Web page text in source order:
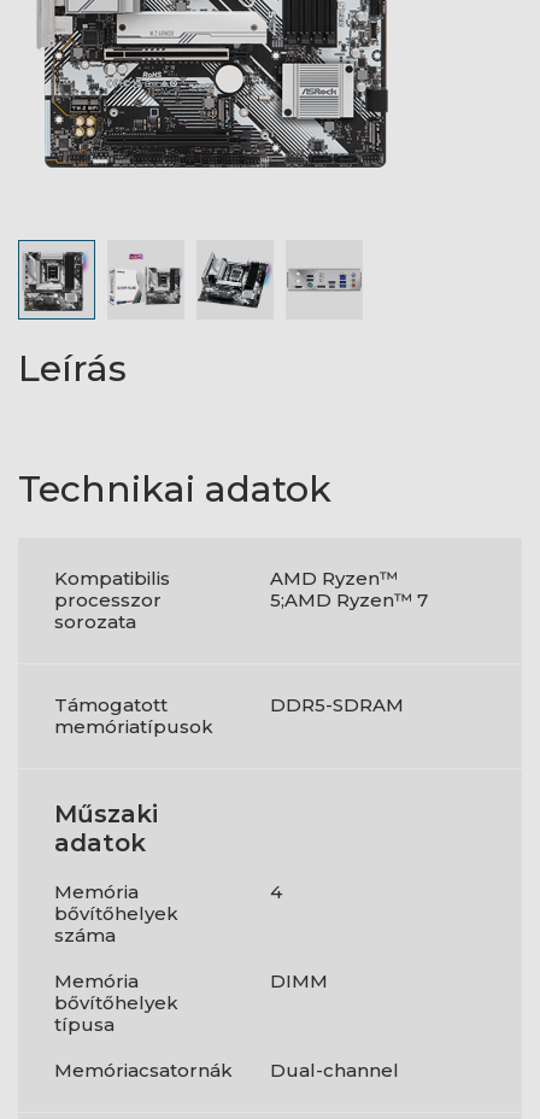
Leírás
Technikai adatok
Kompatibilis
processzor
sorozata
AMD Ryzen™
5;AMD Ryzen™ 7
Támogatott
memóriatípusok
DDR5-SDRAM
Műszaki
adatok
Memória
bővítőhelyek
száma
4
Memória
bővítőhelyek
típusa
DIMM
Memóriacsatornák Dual-channel